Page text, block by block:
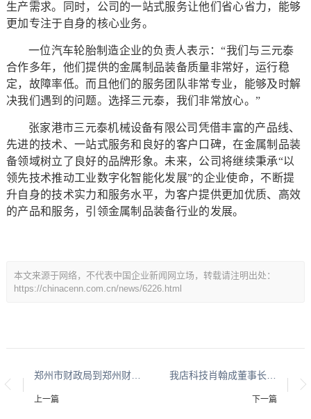
生产需求。同时，公司的一站式服务让他们省心省力，能够
更加专注于自身的核心业务。
一位汽车轮胎制造企业的负责人表示：“我们与三元泰
合作多年，他们提供的金属制品装备质量非常好，运行稳
定，故障率低。而且他们的服务团队非常专业，能够及时解
决我们遇到的问题。选择三元泰，我们非常放心。”
张家港市三元泰机械设备有限公司凭借丰富的产品线、
先进的技术、一站式服务和良好的客户口碑，在金属制品装
备领域树立了良好的品牌形象。未来，公司将继续秉承“以
领先技术推动工业数字化智能化发展”的企业使命，不断提
升自身的技术实力和服务水平，为客户提供更加优质、高效
的产品和服务，引领金属制品装备行业的发展。
本文来源于网络，不代表中国企业新闻网立场，转载请注明出处：
https://chinacenn.com.cn/news/6226.html
郑州市财政局到郑州财税金融职业学院开展主题党日活动
上一篇
我店科技肖翰成董事长受聘《数商标准研究》课题组专家，为数字商业发展注入新活力
下一篇